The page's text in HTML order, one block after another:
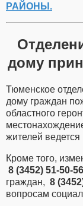
РАЙОНЫ.
дому
Тюменское
дому граждан
областного
жителей ведется
Кроме того,
8 (3452) 51-50-56
граждан, 8
вопросам